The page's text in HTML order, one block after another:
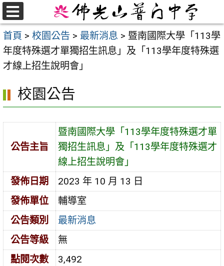
跳
至
主
要
內
首頁 > 校園公告 > 最新消息 > 暨南國際大學「113學
年度特殊選才單獨招生訊息」及「113學年度特殊選
才線上招生說明會」
校園公告
公告主旨
暨南國際大學「113學年度特殊選才單
獨招生訊息」及「113學年度特殊選才
線上招生說明會」
發佈日期
2023 年 10 月 13 日
發佈單位
輔導室
公告類別
最新消息
公告等級
無
點閱次數
3,492
選
單